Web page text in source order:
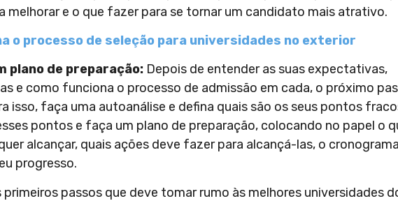
melhorar e o que fazer para se tornar um candidato mais atrativo.
o processo de seleção para universidades no exterior
plano de preparação: Depois de entender as suas expectativas,
e como funciona o processo de admissão em cada, o próximo
isso, faça uma autoanálise e defina quais são os seus pontos
pontos e faça um plano de preparação, colocando no papel o
alcançar, quais ações deve fazer para alcançá-las, o cronograma
progresso.
passos que deve tomar rumo às melhores universidades